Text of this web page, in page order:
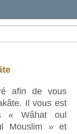
afin de vous
Il vous est
« Wâhat oul
Mouslim » et